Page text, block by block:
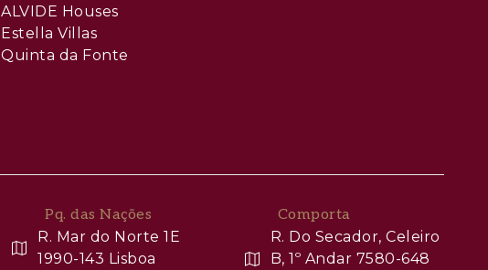
ALVIDE Houses
Estella Villas
Quinta da Fonte
Pq. das Nações
R. Mar do Norte 1E
1990-143 Lisboa
Comporta
R. Do Secador, Celeiro
B, 1º Andar 7580-648